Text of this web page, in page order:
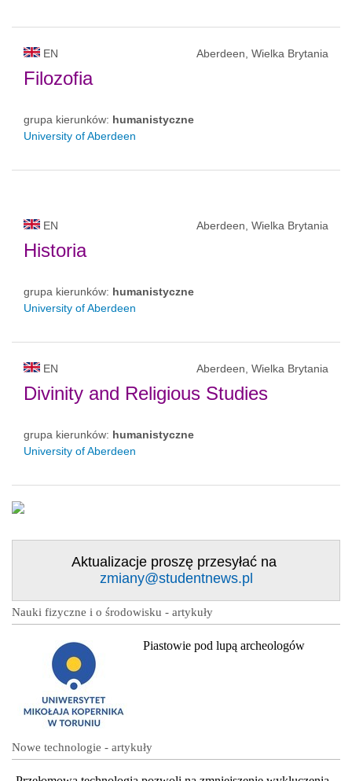
EN Aberdeen, Wielka Brytania
Filozofia
grupa kierunków: humanistyczne
University of Aberdeen
EN Aberdeen, Wielka Brytania
Historia
grupa kierunków: humanistyczne
University of Aberdeen
EN Aberdeen, Wielka Brytania
Divinity and Religious Studies
grupa kierunków: humanistyczne
University of Aberdeen
Aktualizacje proszę przesyłać na
zmiany@studentnews.pl
Nauki fizyczne i o środowisku - artykuły
Piastowie pod lupą archeologów
Nowe technologie - artykuły